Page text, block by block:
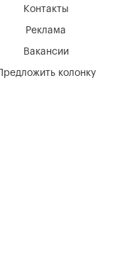
Вакансии
Реклама
Контакты
Предложить колонку